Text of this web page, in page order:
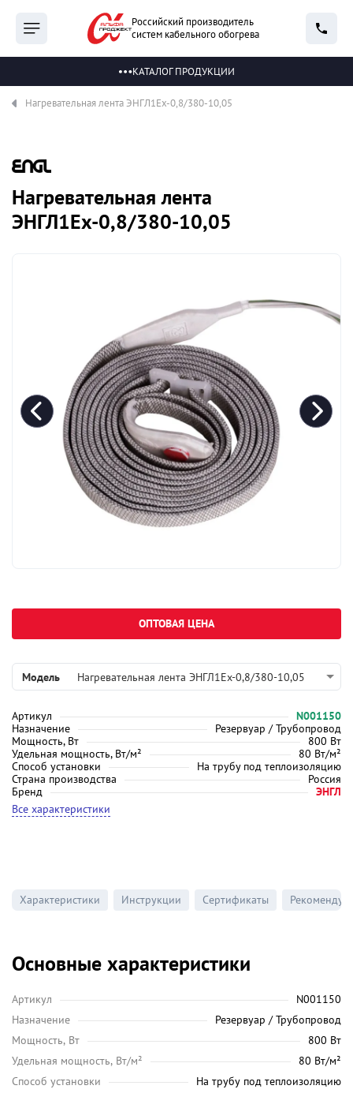
Российский производитель
систем кабельного обогрева
КАТАЛОГ ПРОДУКЦИИ
Нагревательная лента ЭНГЛ1Ех-0,8/380-10,05
Нагревательная лента
ЭНГЛ1Ех-0,8/380-10,05
Модель Нагревательная лента ЭНГЛ1Ех-0,8/380-10,05
Артикул
N001150
Назначение
Резервуар / Трубопровод
Мощность, Вт
800 Вт
Удельная мощность, Вт/м²
80 Вт/м²
Способ установки
На трубу под теплоизоляцию
Страна производства
Россия
Бренд
ЭНГЛ
Все характеристики
ОПТОВАЯ ЦЕНА
Характеристики Инструкции Сертификаты
Основные характеристики
Артикул
N001150
Назначение
Резервуар / Трубопровод
Мощность, Вт
800 Вт
Удельная мощность, Вт/м²
80 Вт/м²
Способ установки
На трубу под теплоизоляцию